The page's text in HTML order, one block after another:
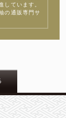
しています。
の通販専門サ